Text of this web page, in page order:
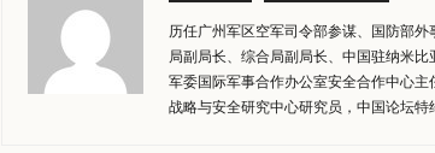
历任广州军区空军司令部参谋、国防部外
局副局长、综合局副局长、中国驻纳米
军委国际军事合作办公室安全合作中心
战略与安全研究中心研究员，中国论坛特